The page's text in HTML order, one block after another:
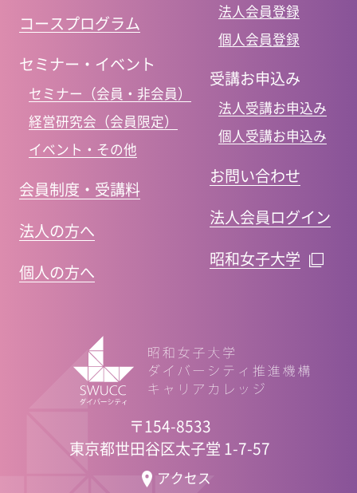
〒154-8533
東京都世田谷区太子堂 1-7-57
アクセス
コースプログラム
セミナー・イベント
セミナー（会員・非会員）
経営研究会（会員限定）
イベント・その他
会員制度・受講料
法人の方へ
個人の方へ
法人会員登録
個人会員登録
受講お申込み
法人受講お申込み
個人受講お申込み
お問い合わせ
法人会員ログイン
昭和女子大学